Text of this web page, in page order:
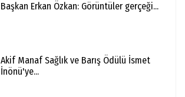
Başkan Erkan Özkan: Görüntüler gerçeği...
Akif Manaf Sağlık ve Barış Ödülü İsmet
İnönü'ye...